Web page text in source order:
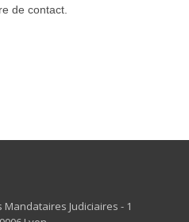
de contact.
Mandataires Judiciaires - 1